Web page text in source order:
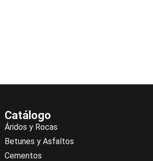
Catálogo
Áridos y Rocas
Betunes y Asfaltos
Cementos